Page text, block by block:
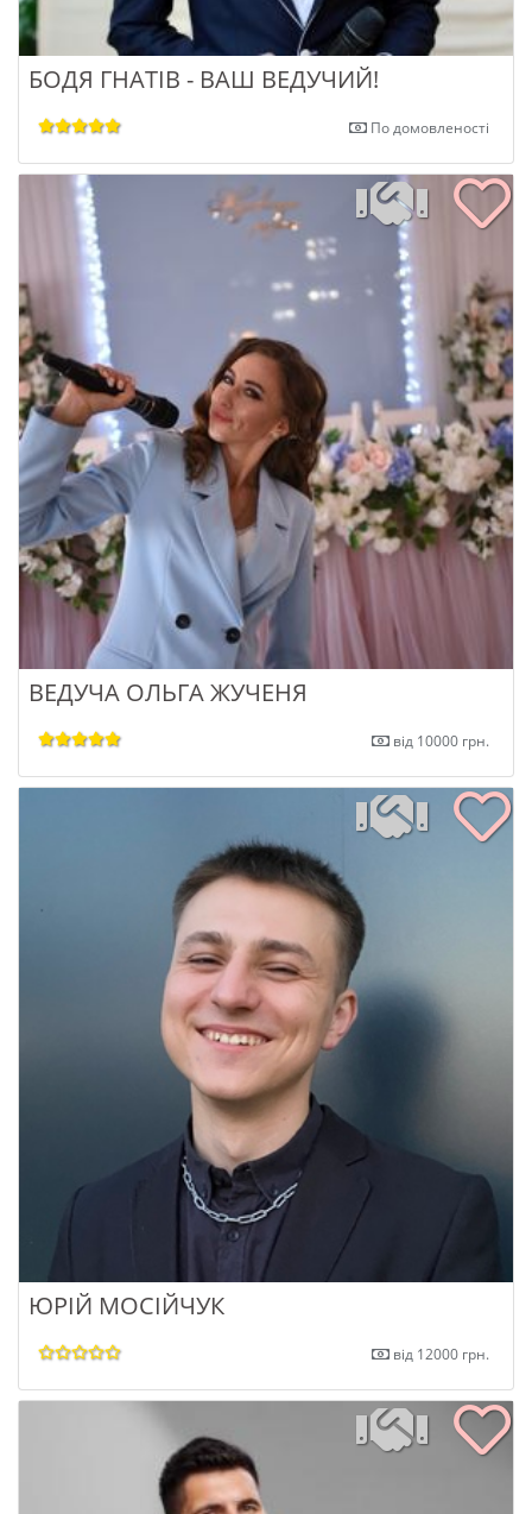
БОДЯ ГНАТІВ - ВАШ ВЕДУЧИЙ!
По домовленості
ВЕДУЧА ОЛЬГА ЖУЧЕНЯ
від 10000 грн.
ЮРІЙ МОСІЙЧУК
від 12000 грн.